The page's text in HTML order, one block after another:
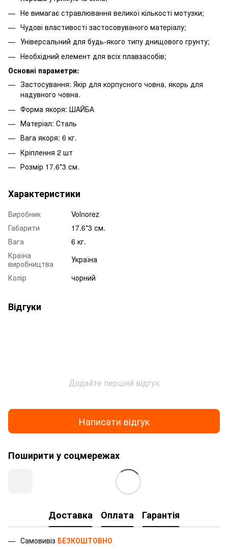
Не вимагає стравлювання великої кількості мотузки;
Чудові властивості застосовуваного матеріалу;
Універсальний для будь-якого типу днищового грунту;
Необхідний елемент для всіх плавзасобів;
Основні параметри:
Застосування: Якір для корпусного човна, якорь для
надувного човна.
Форма якоря: ШАЙБА
Матеріал: Сталь
Вага якоря: 6 кг.
Кріплення 2 шт
Розмір 17.6*3 см.
Характеристики
Виробник
Volnorez
Габарити
17.6*3 см.
Вага
6 кг.
Країна
виробництва
Україна
Колір
чорний
Відгуки
Додайте перший відгук
Написати відгук
Поширити у соцмережах
Доставка Оплата Гарантія
Самовивіз БЕЗКОШТОВНО